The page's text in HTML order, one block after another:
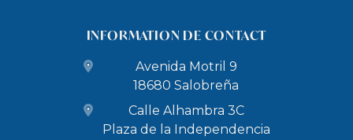
INFORMATION DE CONTACT
Avenida Motril 9
18680 Salobreña
Calle Alhambra 3C
Plaza de la Independencia